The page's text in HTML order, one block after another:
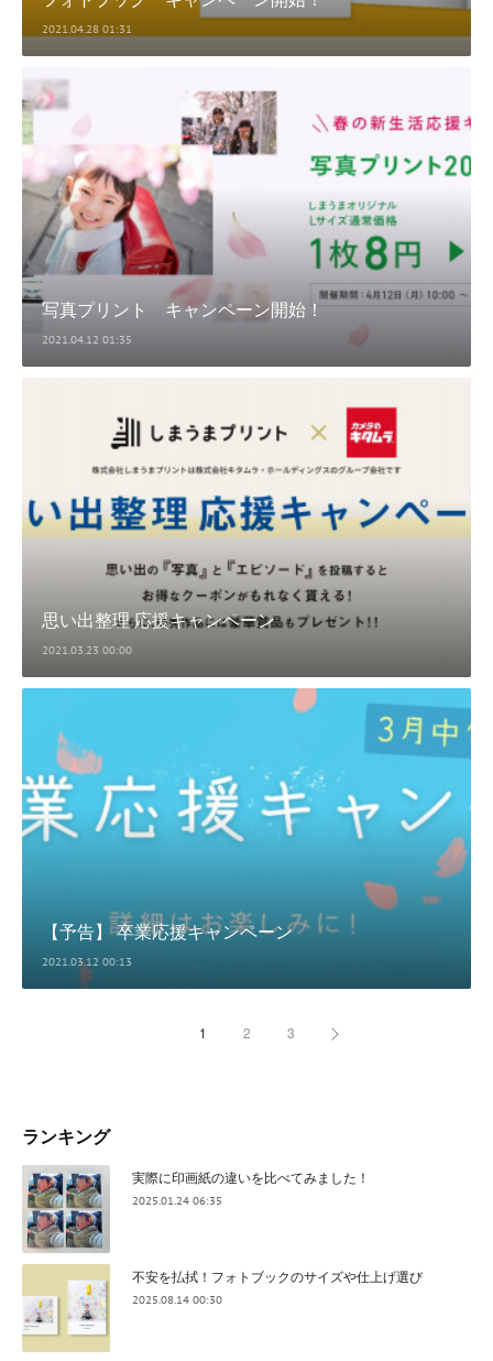
2021.04.28 01:31
写真プリント キャンペーン開始！
2021.04.12 01:35
思い出整理 応援キャンペーン
2021.03.23 00:00
【予告】 卒業応援キャンペーン
2021.03.12 00:13
1 2 3
ランキング
実際に印画紙の違いを比べてみました！
2025.01.24 06:35
不安を払拭！フォトブックのサイズや仕上げ選び
2025.08.14 00:30